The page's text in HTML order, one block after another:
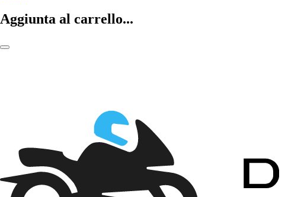
Aggiunta al carrello...